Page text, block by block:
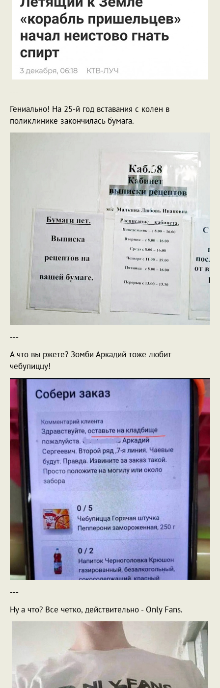
---
Гениально! На 25-й год вставания с колен в
поликлинике закончилась бумага.
---
А что вы ржете? Зомби Аркадий тоже любит
чебупиццу!
---
Ну а что? Все четко, действительно - Only Fans.